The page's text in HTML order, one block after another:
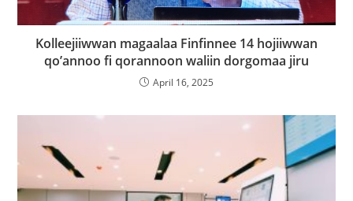
Kolleejiiwwan magaalaa Finfinnee 14 hojiiwwan
qo’annoo fi qorannoon waliin dorgomaa jiru
April 16, 2025